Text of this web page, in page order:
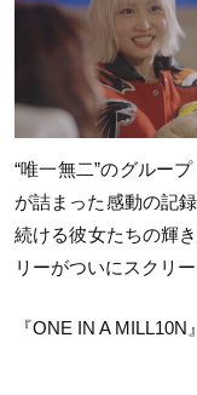
“唯一無二”のグルー
が詰まった感動の記
続ける彼女たちの輝
リーがついにスクリ
『ONE IN A